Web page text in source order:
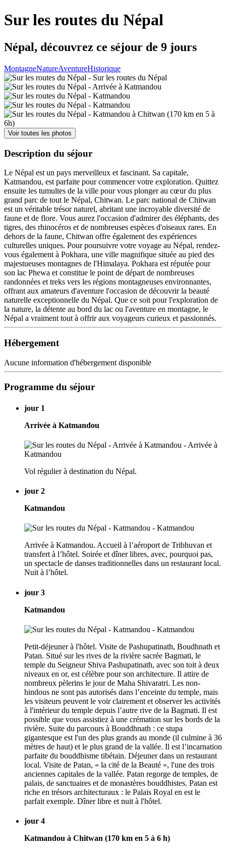
Sur les routes du Népal
Népal, découvrez ce séjour de 9 jours
MontagneNatureAventureHistorique
Voir toutes les photos
Description du séjour
Le Népal est un pays merveilleux et fascinant. Sa capitale,
Katmandou, est parfaite pour commencer votre exploration. Quittez
ensuite les tumultes de la ville pour vous plonger au cœur du plus
grand parc de tout le Népal, Chitwan. Le parc national de Chitwan
est un véritable trésor naturel, abritant une incroyable diversité de
faune et de flore. Vous aurez l'occasion d'admirer des éléphants, des
tigres, des rhinocéros et de nombreuses espèces d'oiseaux rares. En
dehors de la faune, Chitwan offre également des expériences
culturelles uniques. Pour poursuivre votre voyage au Népal, rendez-
vous également à Pokhara, une ville magnifique située au pied des
majestueuses montagnes de l'Himalaya. Pokhara est réputée pour
son lac Phewa et constitue le point de départ de nombreuses
randonnées et treks vers les régions montagneuses environnantes,
offrant aux amateurs d'aventure l'occasion de découvrir la beauté
naturelle exceptionnelle du Népal. Que ce soit pour l'exploration de
la nature, la détente au bord du lac ou l'aventure en montagne, le
Népal a vraiment tout à offrir aux voyageurs curieux et passionnés.
Hébergement
Aucune information d'hébergement disponible
Programme du séjour
jour 1
Arrivée à Katmandou
Vol régulier à destination du Népal.
jour 2
Katmandou
Arrivée à Katmandou. Accueil à l’aéroport de Tribhuvan et
transfert à l’hôtel. Soirée et dîner libres, avec, pourquoi pas,
un spectacle de danses traditionnelles dans un restaurant local.
Nuit à l’hôtel.
jour 3
Katmandou
Petit-déjeuner à l'hôtel. Visite de Pashupatinath, Boudhnath et
Patan. Situé sur les rives de la rivière sacrée Bagmati, le
temple du Seigneur Shiva Pashupatinath, avec son toit à deux
niveaux en or, est célèbre pour son architecture. Il attire de
nombreux pèlerins le jour de Maha Shivaratri. Les non-
hindous ne sont pas autorisés dans l’enceinte du temple, mais
les visiteurs peuvent le voir clairement et observer les activités
à l'intérieur du temple depuis l’autre rive de la Bagmati. Il est
possible que vous assistiez à une crémation sur les bords de la
rivière. Suite du parcours à Bouddhnath : ce stupa
gigantesque est l'un des plus grands au monde (il culmine à 36
mètres de haut) et le plus grand de la vallée. Il est l’incarnation
parfaite du bouddhisme tibétain. Déjeuner dans un restaurant
local. Visite de Patan, « la cité de la Beauté », l'une des trois
anciennes capitales de la vallée. Patan regorge de temples, de
palais, de sanctuaires et de monastères bouddhistes. Patan est
riche en trésors architecturaux : le Palais Royal en est le
parfait exemple. Dîner libre et nuit à l'hôtel.
jour 4
Katmandou à Chitwan (170 km en 5 à 6 h)